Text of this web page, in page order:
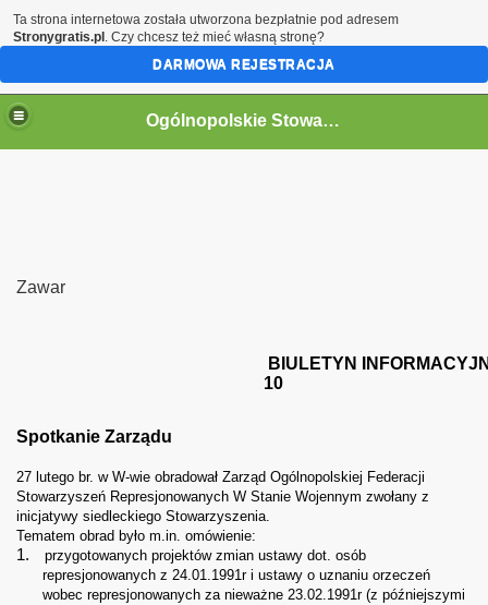
Ogólnopolskie Stowarzyszenie Internowanych i Represjonowanych
Zawar
BIULETYN
10
Spotkanie Zarządu
27 lutego br. w W-wie obradował Zarząd Ogólnopolskiej Federacji
Stowarzyszeń Represjonowanych W Stanie Wojennym zwołany z
inicjatywy siedleckiego Stowarzyszenia.
Tematem obrad było m.in. omówienie:
1.
przygotowanych projektów zmian ustawy dot. osób
represjonowanych z 24.01.1991r i ustawy o uznaniu orzeczeń
wobec represjonowanych za nieważne 23.02.1991r (z późniejszymi
Ta strona internetowa została utworzona bezpłatnie pod adresem
Stronygratis.pl . Czy chcesz też mieć własną stronę?
DARMOWA REJESTRACJA